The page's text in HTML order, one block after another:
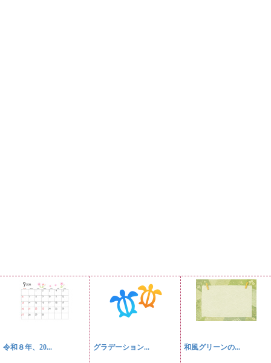
令和８年、20... グラデーション... 和風グリーンの...